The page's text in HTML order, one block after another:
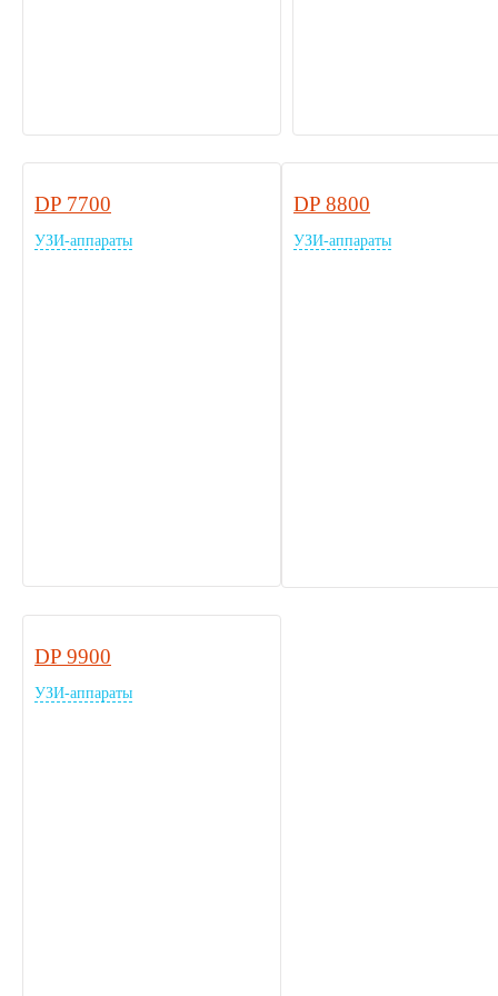
DP 7700
УЗИ-аппараты
DP 8800
УЗИ-аппараты
DP 9900
УЗИ-аппараты